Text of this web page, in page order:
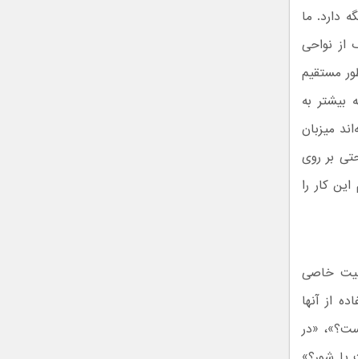
دارد. ما
از نواحی
مستقیم
بیشتر به
میزبان
بر روی
کار را
خاصی
از آنها
«در